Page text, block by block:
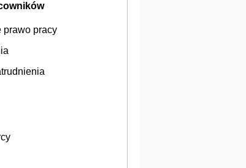
prawo pracy